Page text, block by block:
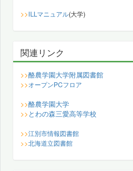
>>ILLマニュアル(大学)
関連リンク
>>酪農学園大学附属図書館
>>オープンPCフロア
>>酪農学園大学
>> とわの森三愛高等学校
>>江別市情報図書館
>>北海道立図書館